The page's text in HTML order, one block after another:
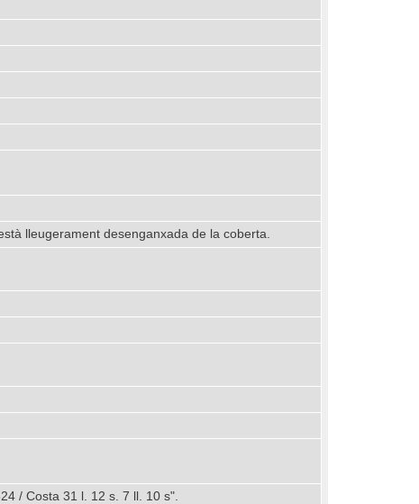
lleugerament desenganxada de la coberta.
/ Costa 31 l. 12 s. 7 ll. 10 s".